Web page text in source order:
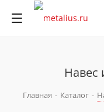
Навес
Главная - Каталог -